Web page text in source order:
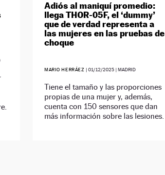
Adiós al maniquí promedio:
llega THOR-05F, el ‘dummy’
que de verdad representa a
las mujeres en las pruebas de
choque
MARIO HERRÁEZ | 01/12/2025| MADRID
Tiene el tamaño y las proporciones
propias de una mujer y, además,
cuenta con 150 sensores que dan
más información sobre las lesiones.